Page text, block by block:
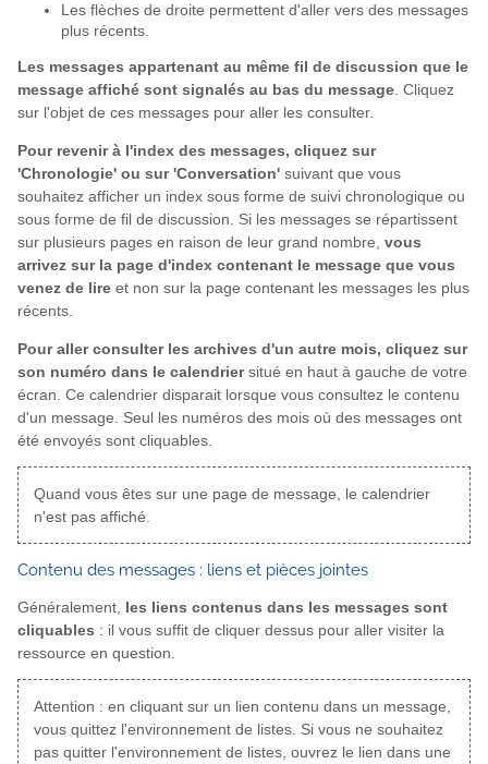
Les flèches de droite permettent d'aller vers des messages
plus récents.
Les messages appartenant au même fil de discussion que le
message affiché sont signalés au bas du message. Cliquez
sur l'objet de ces messages pour aller les consulter.
Pour revenir à l'index des messages, cliquez sur
'Chronologie' ou sur 'Conversation' suivant que vous
souhaitez afficher un index sous forme de suivi chronologique ou
sous forme de fil de discussion. Si les messages se répartissent
sur plusieurs pages en raison de leur grand nombre, vous
arrivez sur la page d'index contenant le message que vous
venez de lire et non sur la page contenant les messages les plus
récents.
Pour aller consulter les archives d'un autre mois, cliquez sur
son numéro dans le calendriersitué en haut à gauche de votre
écran. Ce calendrier disparait lorsque vous consultez le contenu
d'un message. Seul les numéros des mois où des messages ont
été envoyés sont cliquables.
Quand vous êtes sur une page de message, le calendrier
n'est pas affiché.
Contenu des messages : liens et pièces jointes
Généralement, les liens contenus dans les messages sont
cliquables : il vous suffit de cliquer dessus pour aller visiter la
ressource en question.
Attention : en cliquant sur un lien contenu dans un message,
vous quittez l'environnement de listes. Si vous ne souhaitez
pas quitter l'environnement de listes, ouvrez le lien dans une